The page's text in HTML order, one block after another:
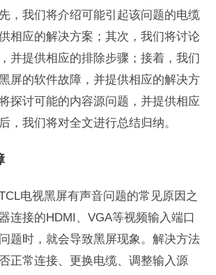
，我们将介绍可能引起该问题的电缆
相应的解决方案；其次，我们将讨论
并提供相应的排除步骤；接着，我们
屏的软件故障，并提供相应的解决方
探讨可能的内容源问题，并提供相应
，我们将对全文进行总结归纳。
电视黑屏有声音问题的常见原因之
连接的HDMI、VGA等视频输入端口
题时，就会导致黑屏现象。解决方法
正常连接、更换电缆、调整输入源